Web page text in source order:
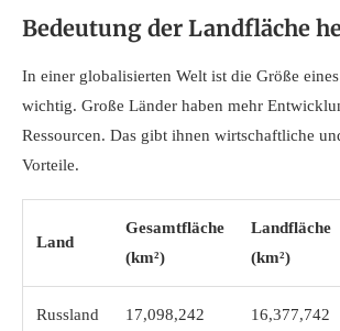
Bedeutung der Landfläche
In einer globalisierten Welt ist die Größe
wichtig. Große Länder haben mehr
Ressourcen. Das gibt ihnen wirtschaftliche
Vorteile.
Land
Gesamtfläche
(km²)
Landfläche
(km²)
Russland 17,098,242 16,377,742